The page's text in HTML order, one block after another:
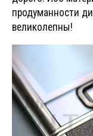
продуманности
великолепны!